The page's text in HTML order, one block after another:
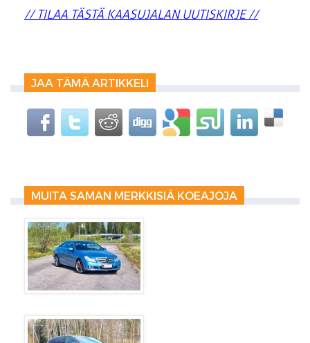
// TILAA TÄSTÄ KAASUJALAN UUTISKIRJE //
JAA TÄMÄ ARTIKKELI
MUITA SAMAN MERKKISIÄ KOEAJOJA